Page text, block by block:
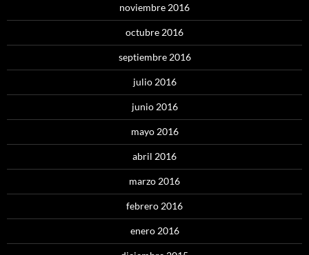
noviembre 2016
octubre 2016
septiembre 2016
julio 2016
junio 2016
mayo 2016
abril 2016
marzo 2016
febrero 2016
enero 2016